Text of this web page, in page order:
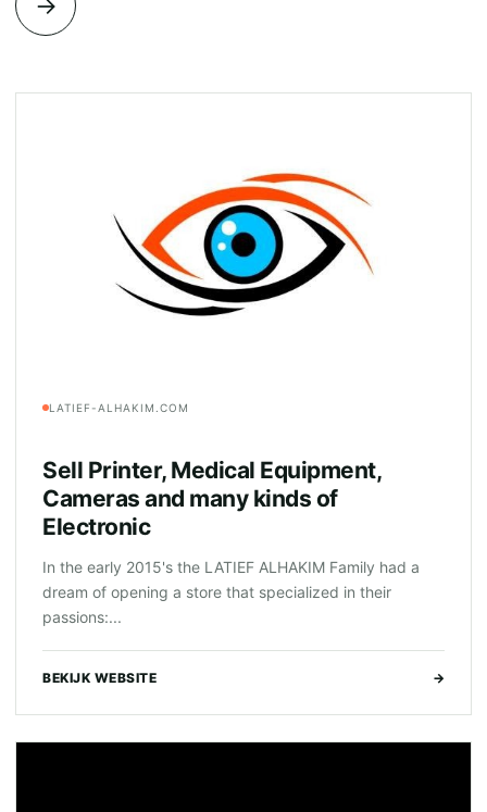
LATIEF-ALHAKIM.COM
Sell Printer, Medical Equipment,
Cameras and many kinds of
Electronic
In the early 2015's the LATIEF ALHAKIM Family had a
dream of opening a store that specialized in their
passions:...
BEKIJK WEBSITE →